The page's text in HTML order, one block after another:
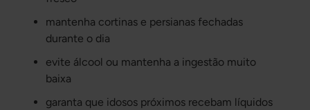
mantenha cortinas e persianas fechadas
durante o dia
evite álcool ou mantenha a ingestão muito
baixa
garanta que idosos próximos recebam líquidos